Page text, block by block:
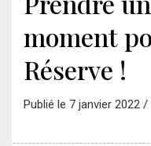
moment
Réserve !
Publié le 7 janvier 2022 /